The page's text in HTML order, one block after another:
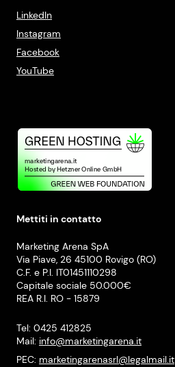
LinkedIn
Instagram
Facebook
YouTube
Mettiti in contatto
Marketing Arena SpA
Via Piave, 26 45100 Rovigo (RO)
C.F. e P.I. IT01451110298
Capitale sociale 50.000€
REA R.I. RO - 15879
Tel: 0425 412825
Mail: info@marketingarena.it
PEC: marketingarenasrl@legalmail.it